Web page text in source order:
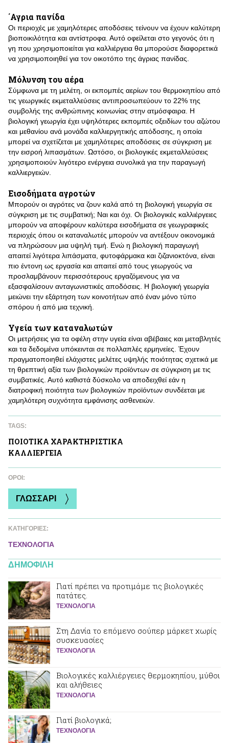
΄Αγρια πανίδα
Οι περιοχές με χαμηλότερες αποδόσεις τείνουν να έχουν καλύτερη
βιοποικιλότητα και αντίστροφα. Αυτό οφείλεται στο γεγονός ότι η
γη που χρησιμοποιείται για καλλιέργεια θα μπορούσε διαφορετικά
να χρησιμοποιηθεί για τον οικοτόπο της άγριας πανίδας.
Μόλυνση του αέρα
Σύμφωνα με τη μελέτη, οι εκπομπές αερίων του θερμοκηπίου από
τις γεωργικές εκμεταλλεύσεις αντιπροσωπεύουν το 22% της
συμβολής της ανθρώπινης κοινωνίας στην ατμόσφαιρα. Η
βιολογική γεωργία έχει υψηλότερες εκπομπές οξειδίων του αζώτου
και μεθανίου ανά μονάδα καλλιεργητικής απόδοσης, η οποία
μπορεί να σχετίζεται με χαμηλότερες αποδόσεις σε σύγκριση με
την εισροή λιπασμάτων. Ωστόσο, οι βιολογικές εκμεταλλεύσεις
χρησιμοποιούν λιγότερο ενέργεια συνολικά για την παραγωγή
καλλιεργειών.
Εισοδήματα αγροτών
Μπορούν οι αγρότες να ζουν καλά από τη βιολογική γεωργία σε
σύγκριση με τις συμβατική; Ναι και όχι. Οι βιολογικές καλλιέργειες
μπορούν να αποφέρουν καλύτερα εισοδήματα σε γεωγραφικές
περιοχές όπου οι καταναλωτές μπορούν να αντέξουν οικονομικά
να πληρώσουν μια υψηλή τιμή. Ενώ η βιολογική παραγωγή
απαιτεί λιγότερα λιπάσματα, φυτοφάρμακα και ζιζανιοκτόνα, είναι
πιο έντονη ως εργασία και απαιτεί από τους γεωργούς να
προσλαμβάνουν περισσότερους εργαζόμενους για να
εξασφαλίσουν ανταγωνιστικές αποδόσεις. Η βιολογική γεωργία
μειώνει την εξάρτηση των κοινοτήτων από έναν μόνο τύπο
σπόρου ή από μια τεχνική.
Υγεία των καταναλωτών
Οι μετρήσεις για τα οφέλη στην υγεία είναι αβέβαιες και μεταβλητές
και τα δεδομένα υπόκεινται σε πολλαπλές ερμηνείες. Έχουν
πραγματοποιηθεί ελάχιστες μελέτες υψηλής ποιότητας σχετικά με
τη θρεπτική αξία των βιολογικών προϊόντων σε σύγκριση με τις
συμβατικές. Αυτό καθιστά δύσκολο να αποδειχθεί εάν η
διατροφική ποιότητα των βιολογικών προϊόντων συνδέεται με
χαμηλότερη συχνότητα εμφάνισης ασθενειών.
TAGS:
ΠΟΙΟΤΙΚA ΧΑΡΑΚΤΗΡΙΣΤΙΚA
ΚΑΛΛΙΕΡΓΕΙΑ
ΌΡΟΙ:
ΓΛΩΣΣΑΡΙ
ΚΑΤΗΓΟΡΙΕΣ:
ΤΕΧΝΟΛΟΓΙΑ
ΔΗΜΟΦΙΛΗ
Γιατί πρέπει να προτιμάμε τις βιολογικές
πατάτες.
ΤΕΧΝΟΛΟΓΙΑ
Στη Δανία το επόμενο σούπερ μάρκετ χωρίς
συσκευασίες
ΤΕΧΝΟΛΟΓΙΑ
Βιολογικές καλλιέργειες θερμοκηπίου, μύθοι
και αλήθειες
ΤΕΧΝΟΛΟΓΙΑ
Γιατί βιολογικά;
ΤΕΧΝΟΛΟΓΙΑ